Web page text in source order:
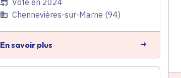
Voté en 2024
Chennevières-sur-Marne (94)
En savoir plus